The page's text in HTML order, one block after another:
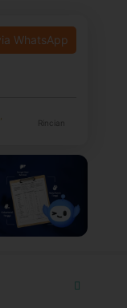
WhatsApp
Rincian